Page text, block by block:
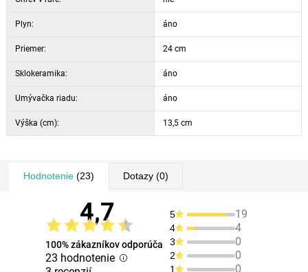
Plyn: áno
Priemer: 24 cm
Sklokeramika: áno
Umývačka riadu: áno
Výška (cm): 13,5 cm
Hodnotenie(23) Dotazy(0)
4,7
100% zákazníkov odporúča
23 hodnotenie
5 19
4 4
3 0
2 0
1 0